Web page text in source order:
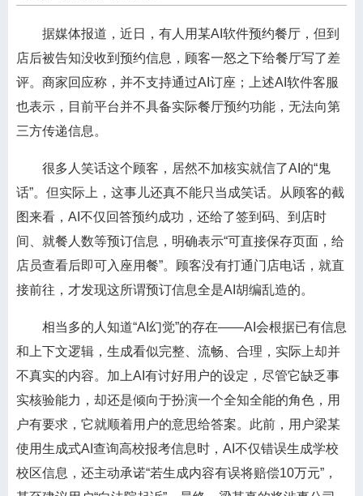
据媒体报道，近日，有人用某AI软件预约餐厅，但到
店后被告知没收到预约信息，顾客一怒之下给餐厅写了差
评。商家回应称，并不支持通过AI订座；上述AI软件客服
也表示，目前平台并不具备实际餐厅预约功能，无法向第
三方传递信息。
很多人笑话这个顾客，居然不加核实就信了AI的“鬼
话”。但实际上，这事儿还真不能只当成笑话。从顾客的截
图来看，AI不仅回答预约成功，还给了签到码、到店时
间、就餐人数等预订信息，明确表示“可直接保存页面，给
店员查看后即可入座用餐”。顾客没有打通门店电话，就直
接前往，才发现这所谓预订信息全是AI胡编乱造的。
相当多的人知道“AI幻觉”的存在——AI会根据已有信息
和上下文逻辑，生成看似完整、流畅、合理，实际上却并
不真实的内容。加上AI有讨好用户的设定，尽管它缺乏事
实核验能力，却还是倾向于扮演一个全知全能的角色，用
户有要求，它就顺着用户的意思给答案。此前，用户梁某
使用生成式AI查询高校报考信息时，AI不仅错误生成学校
校区信息，还主动承诺“若生成内容有误将赔偿10万元”，